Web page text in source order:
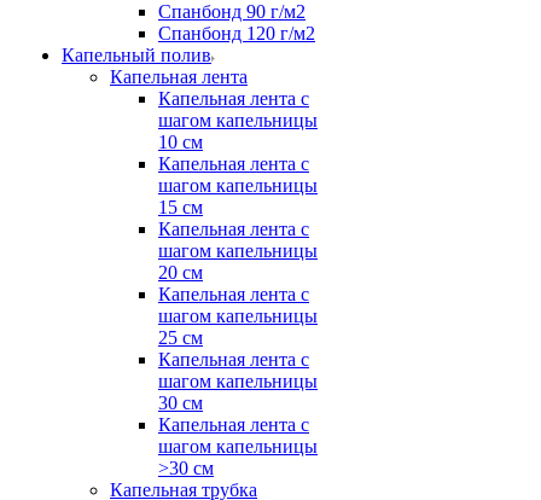
Спанбонд 90 г/м2
Спанбонд 120 г/м2
Капельный полив
Капельная лента
Капельная лента с
шагом капельницы
10 см
Капельная лента с
шагом капельницы
15 см
Капельная лента с
шагом капельницы
20 см
Капельная лента с
шагом капельницы
25 см
Капельная лента с
шагом капельницы
30 см
Капельная лента с
шагом капельницы
>30 см
Капельная трубка